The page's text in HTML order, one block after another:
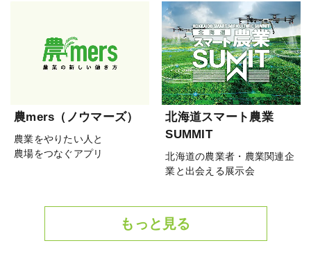
農mers（ノウマーズ）
農業をやりたい人と
農場をつなぐアプリ
北海道スマート農業
SUMMIT
北海道の農業者・農業関連企
業と出会える展示会
もっと見る